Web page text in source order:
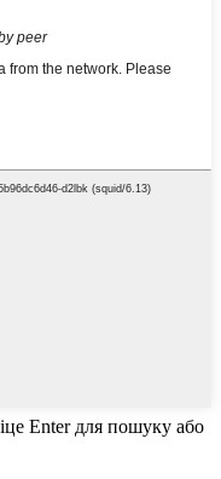
Enter для пошуку або